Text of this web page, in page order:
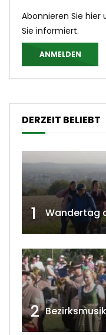
Abonnieren Sie hier
Sie informiert.
ANMELDEN
DERZEIT BELIEBT
1
2